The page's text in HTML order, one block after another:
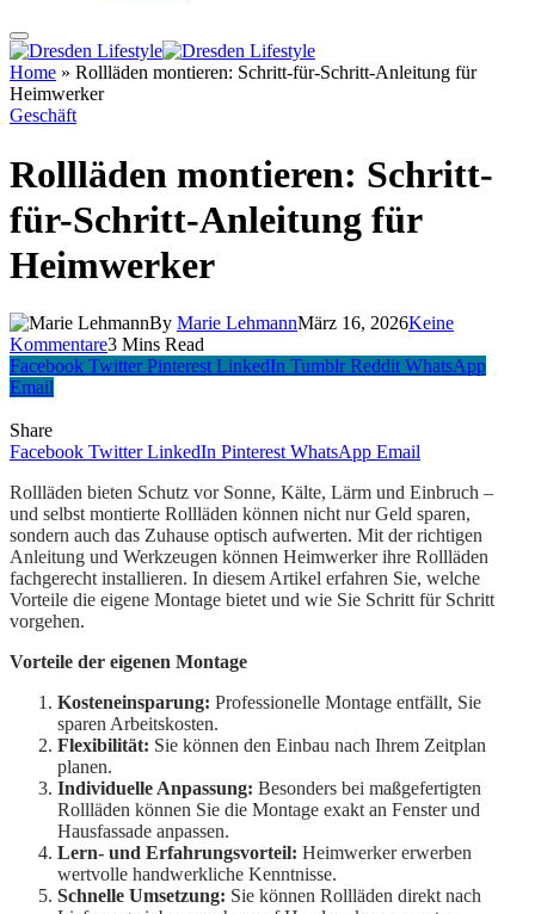
Home » Rollläden montieren: Schritt-für-Schritt-Anleitung für
Heimwerker
Geschäft
Rollläden montieren: Schritt-
für-Schritt-Anleitung für
Heimwerker
By Marie LehmannMärz 16, 2026Keine
Kommentare3 Mins Read
Facebook Twitter Pinterest LinkedIn Tumblr Reddit WhatsApp
Email
Share
Facebook Twitter LinkedIn Pinterest WhatsApp Email
Rollläden bieten Schutz vor Sonne, Kälte, Lärm und Einbruch –
und selbst montierte Rollläden können nicht nur Geld sparen,
sondern auch das Zuhause optisch aufwerten. Mit der richtigen
Anleitung und Werkzeugen können Heimwerker ihre Rollläden
fachgerecht installieren. In diesem Artikel erfahren Sie, welche
Vorteile die eigene Montage bietet und wie Sie Schritt für Schritt
vorgehen.
Vorteile der eigenen Montage
Kosteneinsparung: Professionelle Montage entfällt, Sie
sparen Arbeitskosten.
Flexibilität: Sie können den Einbau nach Ihrem Zeitplan
planen.
Individuelle Anpassung: Besonders bei maßgefertigten
Rollläden können Sie die Montage exakt an Fenster und
Hausfassade anpassen.
Lern- und Erfahrungsvorteil: Heimwerker erwerben
wertvolle handwerkliche Kenntnisse.
Schnelle Umsetzung: Sie können Rollläden direkt nach